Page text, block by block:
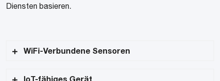
Diensten basieren.
WiFi-Verbundene Sensoren
Bereitstellung von Daten nahezu in Echtzeit mit
IoT-fähiges Gerät